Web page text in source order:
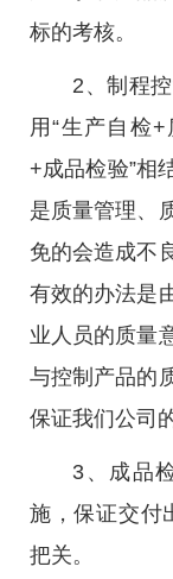
标的考核。
2、制程
用“生产自检
+成品检验”相
是质量管理、
免的会造成不
有效的办法是
业人员的质量
与控制产品的
保证我们公司
3、成品
施，保证交付
把关。